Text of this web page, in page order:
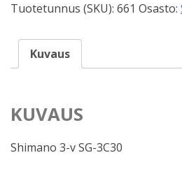
Tuotetunnus (SKU): 661 Osasto:
Kuvaus
KUVAUS
Shimano 3-v SG-3C30